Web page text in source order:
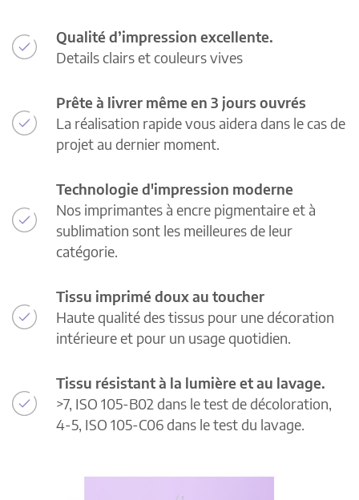
Qualité d’impression excellente.
Details clairs et couleurs vives
Prête à livrer même en 3 jours ouvrés
La réalisation rapide vous aidera dans le cas de
projet au dernier moment.
Technologie d'impression moderne
Nos imprimantes à encre pigmentaire et à
sublimation sont les meilleures de leur
catégorie.
Tissu imprimé doux au toucher
Haute qualité des tissus pour une décoration
intérieure et pour un usage quotidien.
Tissu résistant à la lumière et au lavage.
>7, ISO 105-B02 dans le test de décoloration,
4-5, ISO 105-C06 dans le test du lavage.